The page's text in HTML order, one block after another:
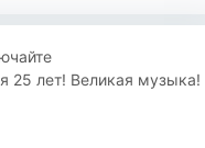
25 лет! Великая музыка!